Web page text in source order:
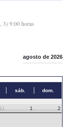
3) 9:00 horas
agosto de 2026
sáb. dom.
1 2